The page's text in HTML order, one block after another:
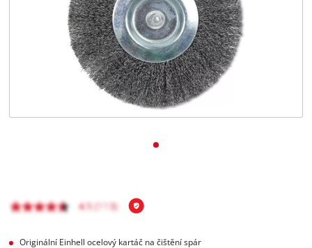
čeština
Originální Einhell ocelový kartáč na čištění spár